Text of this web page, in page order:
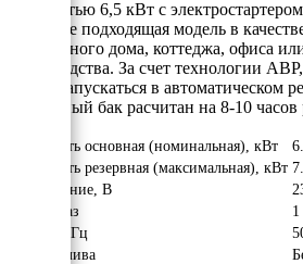
мощностью 6,5 кВт с
наиболее подходящая модель в
для частного дома, коттеджа, офиса
производства. За счет технологии
может запускаться в автоматическом
топливный бак расчитан на 8-10
Мощность основная (номинальная), кВт
Мощность резервная (максимальная), кВт
Напряжение, В
Число фаз
1
Частота, Гц
Вид топлива